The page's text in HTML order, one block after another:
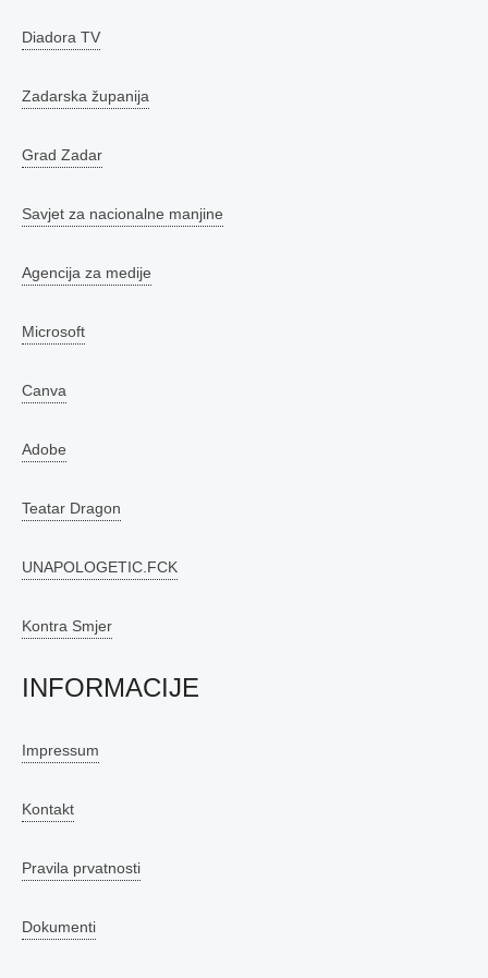
Diadora TV
Zadarska županija
Grad Zadar
Savjet za nacionalne manjine
Agencija za medije
Microsoft
Canva
Adobe
Teatar Dragon
UNAPOLOGETIC.FCK
Kontra Smjer
INFORMACIJE
Impressum
Kontakt
Pravila prvatnosti
Dokumenti